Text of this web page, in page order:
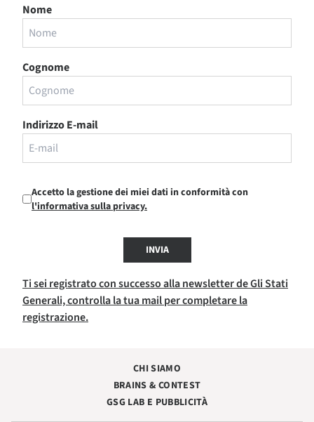
Nome
Cognome
Indirizzo E-mail
Accetto la gestione dei miei dati in conformità con
l'informativa sulla privacy.
INVIA
Ti sei registrato con successo alla newsletter de Gli Stati
Generali, controlla la tua mail per completare la
registrazione.
CHI SIAMO
BRAINS & CONTEST
GSG LAB E PUBBLICITÀ